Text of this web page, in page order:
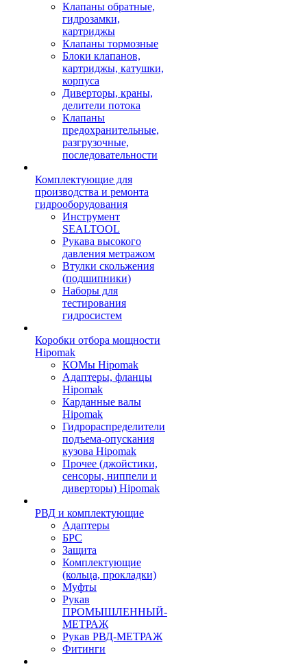
Клапаны обратные,
гидрозамки,
картриджы
Клапаны тормозные
Блоки клапанов,
картриджы, катушки,
корпуса
Диверторы, краны,
делители потока
Клапаны
предохранительные,
разгрузочные,
последовательности
Комплектующие для
производства и ремонта
гидрооборудования
Инструмент
SEALTOOL
Рукава высокого
давления метражом
Втулки скольжения
(подшипники)
Наборы для
тестирования
гидросистем
Коробки отбора мощности
Hipomak
КОМы Hipomak
Адаптеры, фланцы
Hipomak
Карданные валы
Hipomak
Гидрораспределители
подъема-опускания
кузова Hipomak
Прочее (джойстики,
сенсоры, ниппели и
диверторы) Hipomak
РВД и комплектующие
Адаптеры
БРС
Защита
Комплектующие
(кольца, прокладки)
Муфты
Рукав
ПРОМЫШЛЕННЫЙ-
МЕТРАЖ
Рукав РВД-МЕТРАЖ
Фитинги